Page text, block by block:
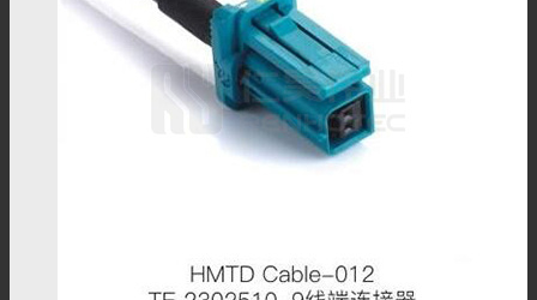
TNC连接器